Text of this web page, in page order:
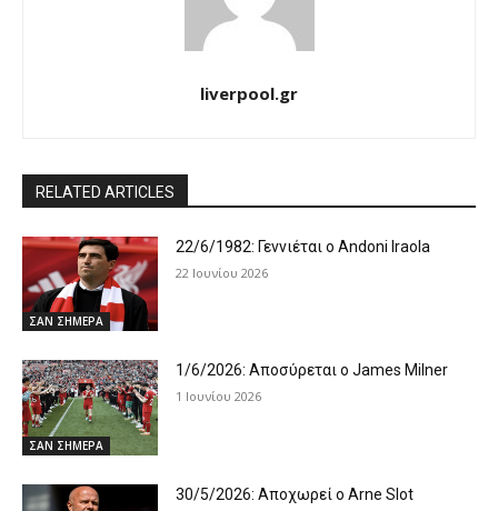
liverpool.gr
RELATED ARTICLES
ΣΑΝ ΣΗΜΕΡΑ
22/6/1982: Γεννιέται ο Andoni Iraola
22 Ιουνίου 2026
ΣΑΝ ΣΗΜΕΡΑ
1/6/2026: Αποσύρεται ο James Milner
1 Ιουνίου 2026
30/5/2026: Αποχωρεί ο Arne Slot